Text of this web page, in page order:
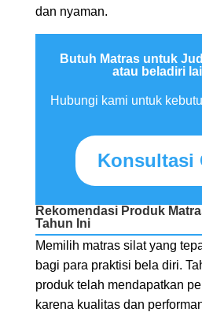
dan nyaman.
Butuh Matras untuk
atau beladiri
Hubungi kami untuk
Konsultasi
Rekomendasi Produk
Tahun Ini
Memilih matras silat yang
bagi para praktisi bela diri.
produk telah mendapatkan
karena kualitas dan